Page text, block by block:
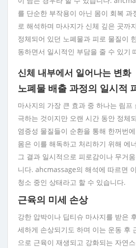
를 단순한 부작용이 아닌 몸이 회복 과
로 해석하며 마사지가 신체 깊은 곳까
정체되어 있던 노폐물과 피로 물질이
동하면서 일시적인 부담을 줄 수 있기
신체 내부에서 일어나는 변화
노폐물 배출 과정의 일시적
마사지의 가장 큰 효과 중 하나는 림프
극하는 것이지만 오랜 시간 동안 정체
염증성 물질들이 순환을 통해 한꺼번
몸은 이를 해독하고 처리하기 위해 에
그 결과 일시적으로 피로감이나 무거
니다. ahcmassage의 해석에 따르면
청소 중인 상태라고 할 수 있습니다.
근육의 미세 손상
강한 압박이나 딥티슈 마사지를 받은
세하게 손상되기도 하며 이는 운동 후
으로 근육이 재생되고 강화되는 자연